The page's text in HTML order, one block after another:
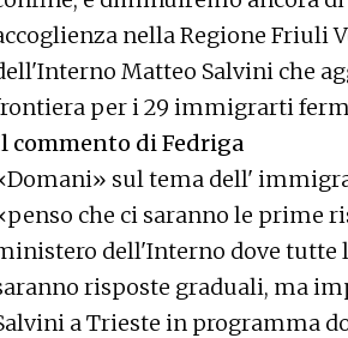
nella Regione Friuli
Matteo Salvini che
per i 29 immigrarti
commento di Fedriga
sul tema dell'
che ci saranno le prime
dell'Interno dove tutte
risposte graduali, ma
a Trieste in programma